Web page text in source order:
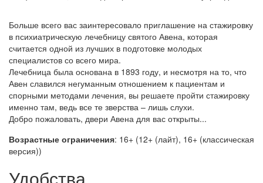
Больше всего вас заинтересовало приглашение на стажировку
в психиатрическую лечебницу святого Авена, которая
считается одной из лучших в подготовке молодых
специалистов со всего мира.
Лечебница была основана в 1893 году, и несмотря на то, что
Авен славился негуманным отношением к пациентам и
спорными методами лечения, вы решаете пройти стажировку
именно там, ведь все те зверства – лишь слухи.
Добро пожаловать, двери Авена для вас открыты...
Возрастные ограничения: 16+ (12+ (лайт), 16+ (классическая
версия))